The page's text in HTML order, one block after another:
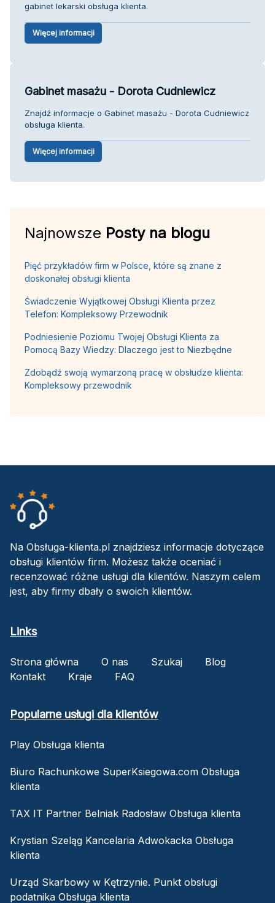
gabinet lekarski obsługa klienta.
Więcej informacji
Gabinet masażu - Dorota Cudniewicz
Znajdź informacje o Gabinet masażu - Dorota Cudniewicz
obsługa klienta.
Więcej informacji
Najnowsze Posty na blogu
Pięć przykładów firm w Polsce, które są znane z
doskonałej obsługi klienta
Świadczenie Wyjątkowej Obsługi Klienta przez
Telefon: Kompleksowy Przewodnik
Podniesienie Poziomu Twojej Obsługi Klienta za
Pomocą Bazy Wiedzy: Dlaczego jest to Niezbędne
Zdobądź swoją wymarzoną pracę w obsłudze klienta:
Kompleksowy przewodnik
Na Obsługa-klienta.pl znajdziesz informacje dotyczące
obsługi klientów firm. Możesz także oceniać i
recenzować różne usługi dla klientów. Naszym celem
jest, aby firmy dbały o swoich klientów.
Links
Strona główna O nas Szukaj
Blog
Kontakt
Kraje FAQ
Popularne usługi dla klientów
Play Obsługa klienta
Biuro Rachunkowe SuperKsiegowa.com Obsługa
klienta
TAX IT Partner Belniak Radosław Obsługa klienta
Krystian Szeląg Kancelaria Adwokacka Obsługa
klienta
Urząd Skarbowy w Kętrzynie. Punkt obsługi
podatnika Obsługa klienta